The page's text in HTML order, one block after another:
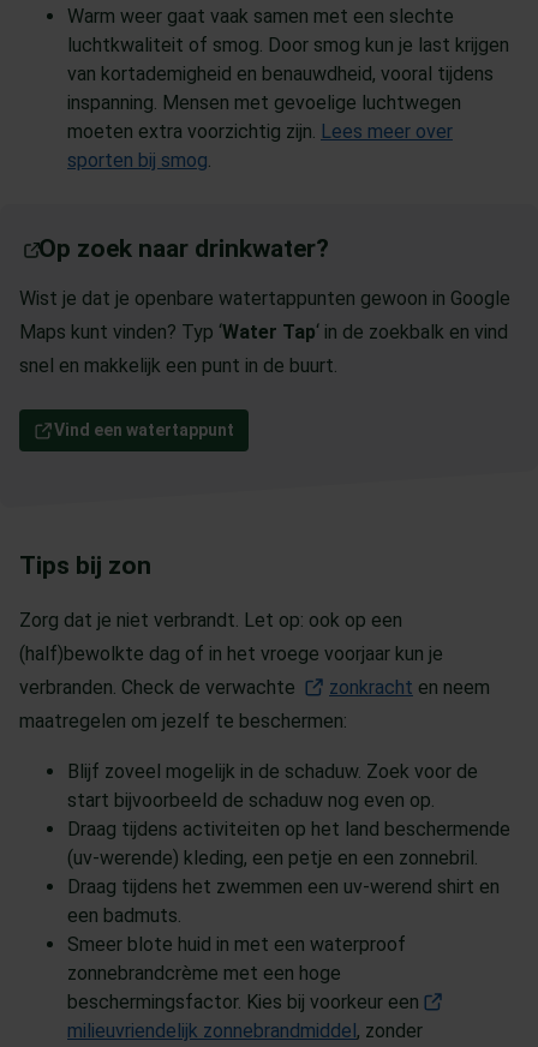
Warm weer gaat vaak samen met een slechte
luchtkwaliteit of smog. Door smog kun je last krijgen
van kortademigheid en benauwdheid, vooral tijdens
inspanning. Mensen met gevoelige luchtwegen
moeten extra voorzichtig zijn. Lees meer over
sporten bij smog.
Vind een watertappunt
Op zoek naar drinkwater?
(Opent in een nieuw tabblad)
Wist je dat je openbare watertappunten gewoon in Google
Maps kunt vinden? Typ ‘Water Tap‘ in de zoekbalk en vind
snel en makkelijk een punt in de buurt.
Vind een watertappunt
Tips bij zon
Zorg dat je niet verbrandt. Let op: ook op een
(half)bewolkte dag of in het vroege voorjaar kun je
verbranden. Check de verwachte
zonkracht (Opent in een
en neem
maatregelen om jezelf te beschermen:
Blijf zoveel mogelijk in de schaduw. Zoek voor de
start bijvoorbeeld de schaduw nog even op.
Draag tijdens activiteiten op het land beschermende
(uv-werende) kleding, een petje en een zonnebril.
Draag tijdens het zwemmen een uv-werend shirt en
een badmuts.
Smeer blote huid in met een waterproof
zonnebrandcrème met een hoge
beschermingsfactor. Kies bij voorkeur een
milieuvriendelijk zonnebrandmiddel(Opent in een nieuw
, zonder